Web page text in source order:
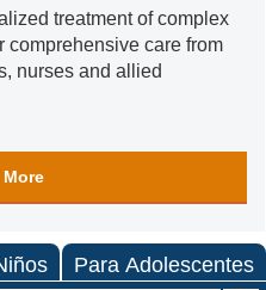
treatment of complex
comprehensive care from
nurses and allied
More
Para Adolescentes